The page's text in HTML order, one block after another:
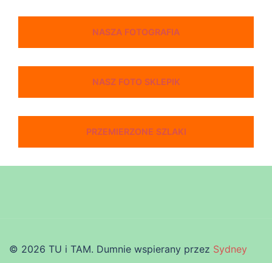
NASZA FOTOGRAFIA
NASZ FOTO SKLEPIK
PRZEMIERZONE SZLAKI
© 2026 TU i TAM. Dumnie wspierany przez Sydney